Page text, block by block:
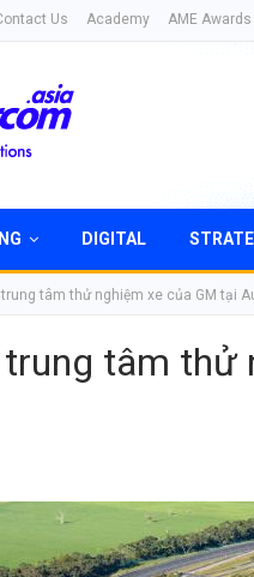
Us Academy AME Awards
DIGITAL
tâm thử nghiệm xe của GM tại
tâm thử